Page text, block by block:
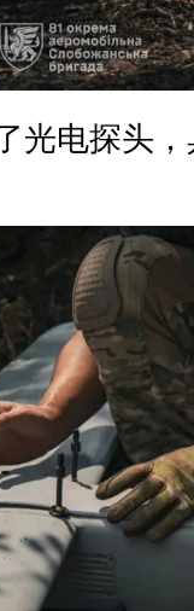
光电探头